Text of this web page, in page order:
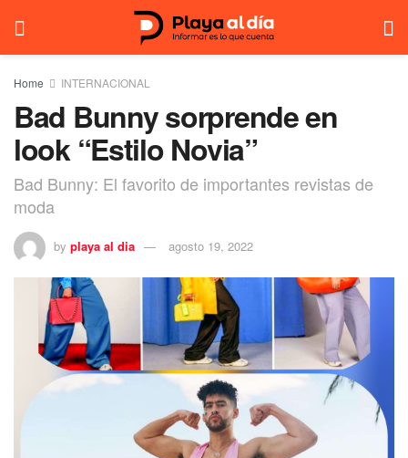
Home INTERNACIONAL
Bad Bunny sorprende en
look “Estilo Novia”
Bad Bunny: El favorito de importantes revistas de
moda
by playa al dia agosto 19, 2022